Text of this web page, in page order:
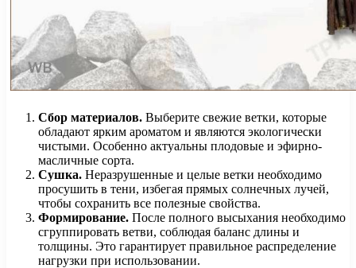
Сбор материалов. Выберите свежие ветки, которые
обладают ярким ароматом и являются экологически
чистыми. Особенно актуальны плодовые и эфирно-
масличные сорта.
Сушка. Неразрушенные и целые ветки необходимо
просушить в тени, избегая прямых солнечных лучей,
чтобы сохранить все полезные свойства.
Формирование. После полного высыхания необходимо
сгруппировать ветви, соблюдая баланс длины и
толщины. Это гарантирует правильное распределение
нагрузки при использовании.